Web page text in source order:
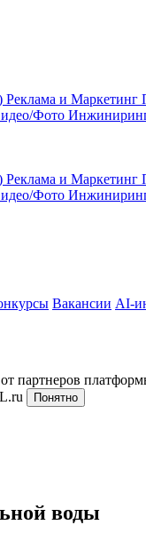
Реклама и Маркетинг
Фото
Реклама и Маркетинг
Фото
Вакансии AI-
партнеров
Понятно
воды